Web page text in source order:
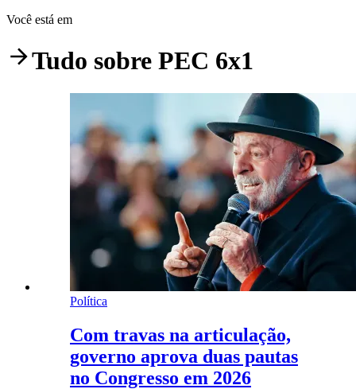
Você está em
Tudo sobre PEC 6x1
Política
Com travas na articulação,
governo aprova duas pautas
no Congresso em 2026